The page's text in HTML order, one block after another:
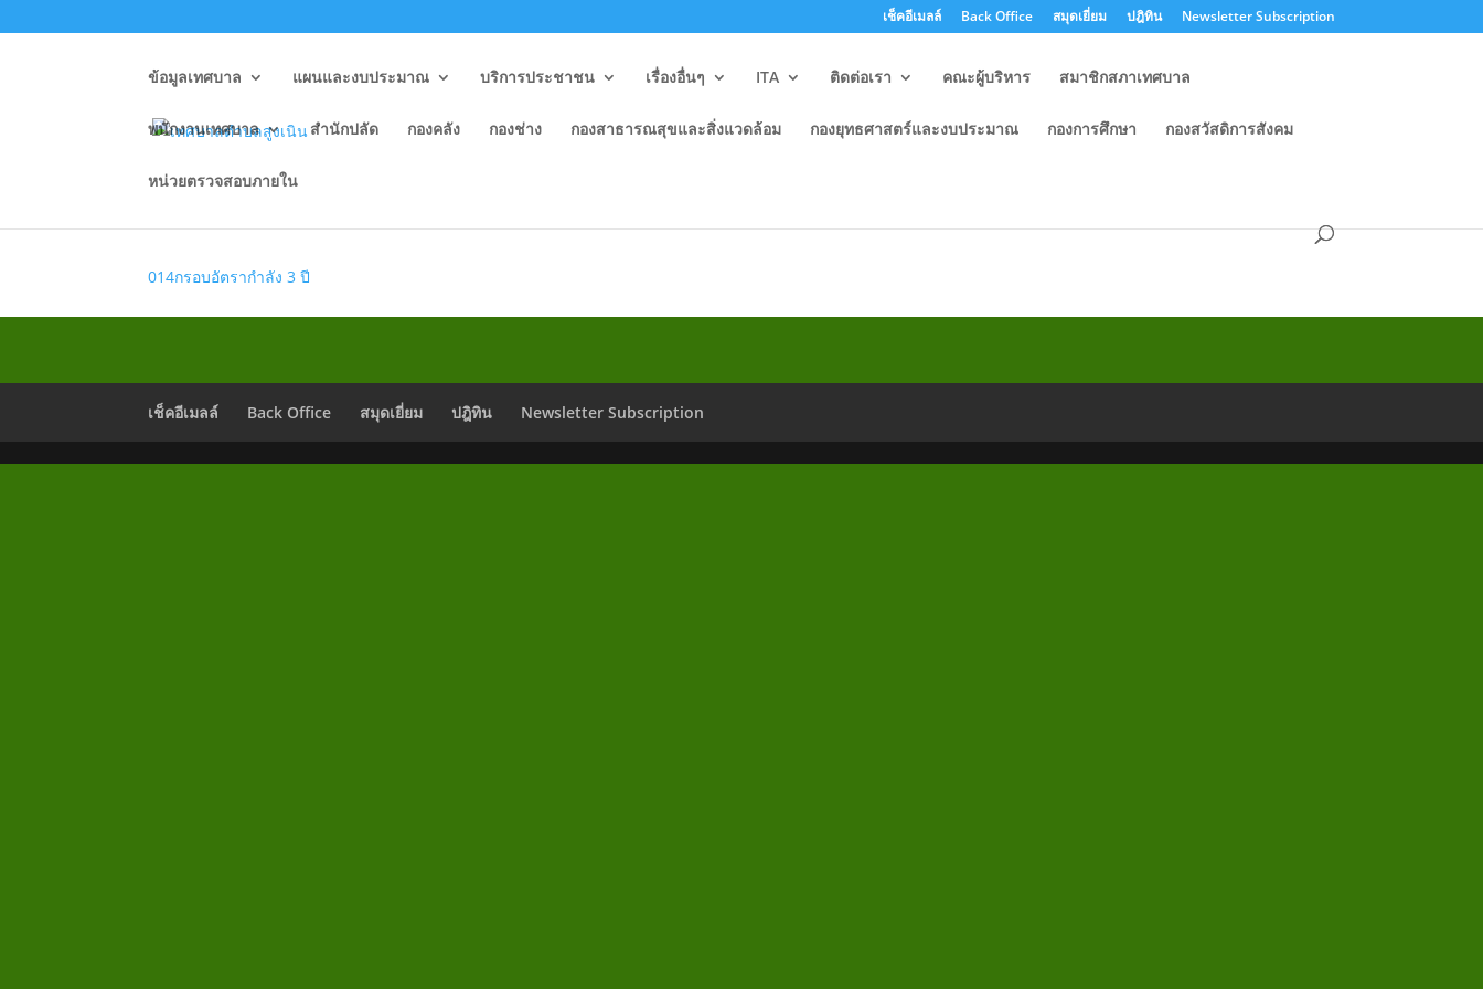
เช็คอีเมลล์ Back Office สมุดเยี่ยม ปฎิทิน Newsletter Subscription
ข้อมูลเทศบาล แผนและงบประมาณ บริการประชาชน เรื่องอื่นๆ ITA ติดต่อเรา คณะผู้บริหาร สมาชิกสภาเทศบาล
พนักงานเทศบาล สำนักปลัด กองคลัง กองช่าง กองสาธารณสุขและสิ่งแวดล้อม กองยุทธศาสตร์และงบประมาณ กองการศึกษา กองสวัสดิการสังคม
หน่วยตรวจสอบภายใน
014กรอบอัตรากำลัง 3 ปี
เช็คอีเมลล์ Back Office สมุดเยี่ยม ปฎิทิน Newsletter Subscription